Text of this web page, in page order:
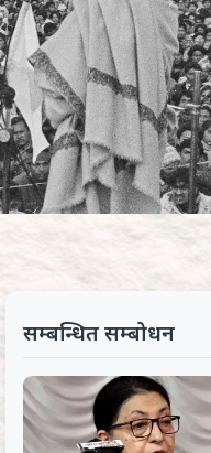
सम्बन्धित सम्बोधन